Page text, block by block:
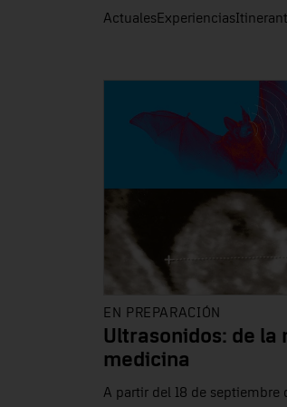
Actuales Experiencias
EN PREPARACIÓN
Ultrasonidos: de la
medicina
A partir del 18 de septiembre